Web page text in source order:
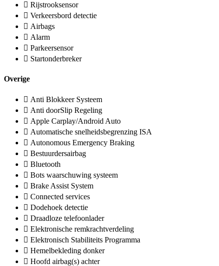
Rijstrooksensor
Verkeersbord detectie
Airbags
Alarm
Parkeersensor
Startonderbreker
Overige
Anti Blokkeer Systeem
Anti doorSlip Regeling
Apple Carplay/Android Auto
Automatische snelheidsbegrenzing ISA
Autonomous Emergency Braking
Bestuurdersairbag
Bluetooth
Bots waarschuwing systeem
Brake Assist System
Connected services
Dodehoek detectie
Draadloze telefoonlader
Elektronische remkrachtverdeling
Elektronisch Stabiliteits Programma
Hemelbekleding donker
Hoofd airbag(s) achter